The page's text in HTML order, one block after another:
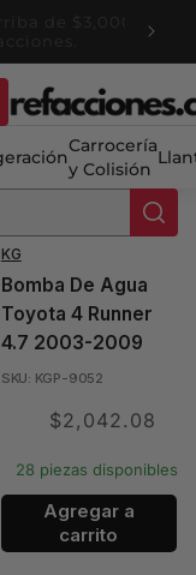
Carrocería
y Colisión
KG
Bomba De Agua
Toyota 4 Runner
4.7 2003-2009
SKU: KGP-9052
Translation
$2,042.08
28 piezas disponibles
Agregar a
carrito